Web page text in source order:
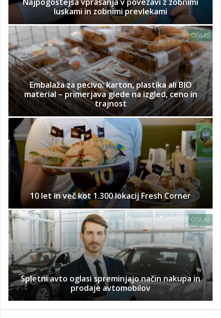
luskami in zobnimi prevlekami
OGLAS
Embalaža za pecivo: karton, plastika ali BIO
material – primerjava glede na izgled, ceno in
trajnost
10 let in več kot 1.300 lokacij Fresh Corner
OGLAS
Spletni avto oglasi spreminjajo način nakupa in
prodaje avtomobilov